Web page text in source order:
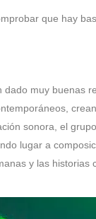
que hay
muy buenas
sonora, el
lugar a
y las historias